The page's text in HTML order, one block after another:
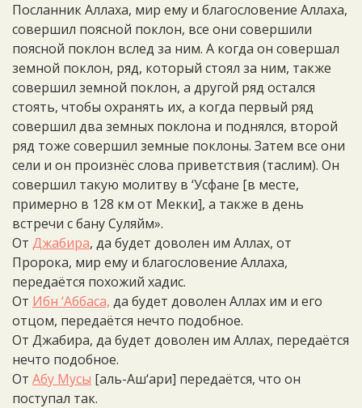
Посланник Аллаха, мир ему и благословение Аллаха,
совершил поясной поклон, все они совершили
поясной поклон вслед за ним. А когда он совершал
земной поклон, ряд, который стоял за ним, также
совершил земной поклон, а другой ряд остался
стоять, чтобы охранять их, а когда первый ряд
совершил два земных поклона и поднялся, второй
ряд тоже совершил земные поклоны. Затем все они
сели и он произнёс слова приветствия (таслим). Он
совершил такую молитву в ‘Усфане [в месте,
примерно в 128 км от Мекки], а также в день
встречи с бану Суляйм».
От Джабира, да будет доволен им Аллах, от
Пророка, мир ему и благословение Аллаха,
передаётся похожий хадис.
От Ибн ‘Аббаса, да будет доволен Аллах им и его
отцом, передаётся нечто подобное.
От Джабира, да будет доволен им Аллах, передаётся
нечто подобное.
От Абу Мусы [аль-Аш‘ари] передаётся, что он
поступал так.